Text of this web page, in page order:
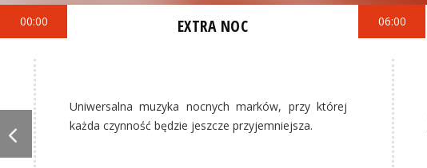
00:00 EXTRA NOC
Uniwersalna muzyka nocnych marków, przy której
każda czynność będzie jeszcze przyjemniejsza.
06:00